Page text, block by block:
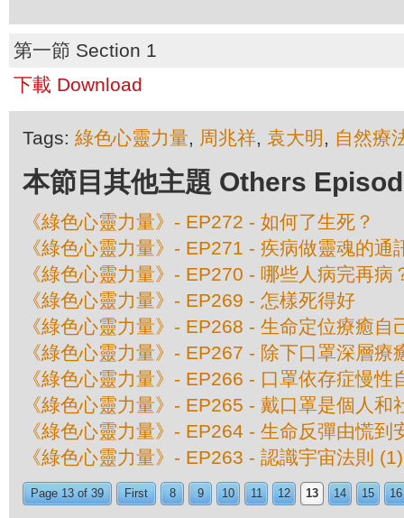
第一節 Section 1
下載 Download
Tags: 綠色心靈力量, 周兆祥, 袁大明 , 自然療
本節目其他主題 Others
《綠色心靈力量》- EP272 - 如何了生死？
《綠色心靈力量》- EP271 - 疾病做靈魂的通
《綠色心靈力量》- EP270 - 哪些人病完再病
《綠色心靈力量》- EP269 - 怎樣死得好
《綠色心靈力量》- EP268 - 生命定位療癒自
《綠色心靈力量》- EP267 - 除下口罩深層療
《綠色心靈力量》- EP266 - 口罩依存症慢性
《綠色心靈力量》- EP265 - 戴口罩是個人和
《綠色心靈力量》- EP264 - 生命反彈由慌到
《綠色心靈力量》- EP263 - 認識宇宙法則 (1)
Page 13 of 39 First 8 9 10 11 12 13 14 15 16